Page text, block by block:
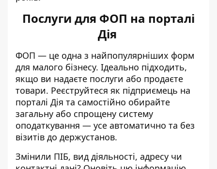
Послуги для ФОП на порталі
Дія
ФОП — це одна з найпопулярніших форм
для малого бізнесу. Ідеально підходить,
якщо ви надаєте послуги або продаєте
товари. Реєструйтеся як підприємець на
порталі Дія та самостійно обирайте
загальну або спрощену систему
оподаткування — усе автоматично та без
візитів до держустанов.
Змінили ПІБ, вид діяльності, адресу чи